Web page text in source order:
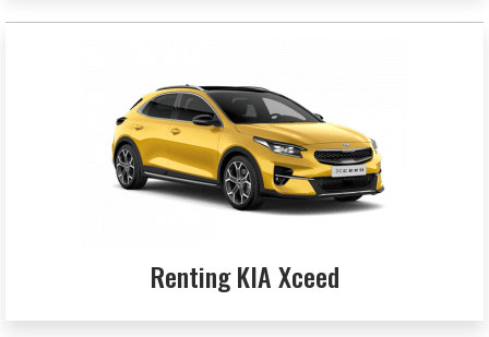
Renting KIA Xceed